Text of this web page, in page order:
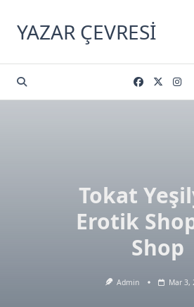
content
YAZAR ÇEVRESI
Tokat
Erotik
Shop
Admin Mar 3,